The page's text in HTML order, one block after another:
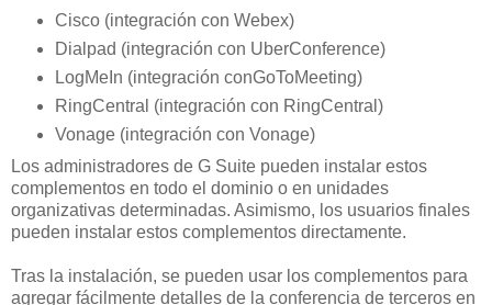
Cisco (integración con Webex)
Dialpad (integración con UberConference)
LogMeIn (integración conGoToMeeting)
RingCentral (integración con RingCentral)
Vonage (integración con Vonage)
Los administradores de G Suite pueden instalar estos
complementos en todo el dominio o en unidades
organizativas determinadas. Asimismo, los usuarios finales
pueden instalar estos complementos directamente.
Tras la instalación, se pueden usar los complementos para
agregar fácilmente detalles de la conferencia de terceros en